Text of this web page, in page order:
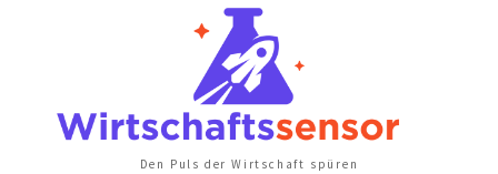
Den Puls der Wirtschaft spüren